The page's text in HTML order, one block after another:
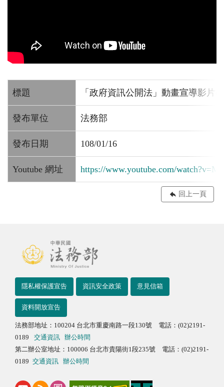
標題 「政府資訊公開法」動畫宣導影片(
發布單位 法務部
發布日期 108/01/16
Youtube 網址 https://www.youtube.com/
回上一頁
隱私權保護宣告 資訊安全政策 意見信箱
資料開放宣告
法務部地址：100204 台北市重慶南路一段130號 電話：(02)2191-
0189
交通資訊
辦公時間
第二辦公室地址：100006 台北市貴陽街1段235號 電話：(02)2191-
0189 交通資訊 辦公時間